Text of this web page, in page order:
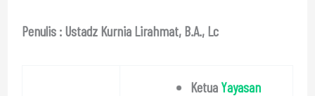
Penulis : Ustadz Kurnia Lirahmat, B.A., Lc
Ketua Yayasan